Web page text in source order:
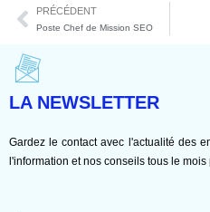
PRÉCÉDENT
Poste Chef de Mission SEO
LA NEWSLETTER
Gardez le contact avec l'actualité des
l'information et nos conseils tous le mois